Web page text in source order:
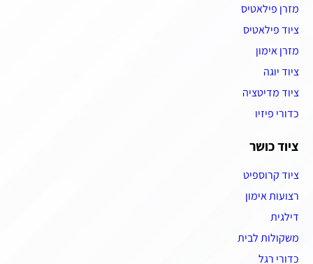
מזרן פילאטיס
ציוד פילאטיס
מזרן אימון
ציוד יוגה
ציוד מדיטציה
כדורי פיזיו
ציוד כושר
ציוד קרוספיט
רצועות אימון
דילגית
משקולות לבית
כדורי רגל